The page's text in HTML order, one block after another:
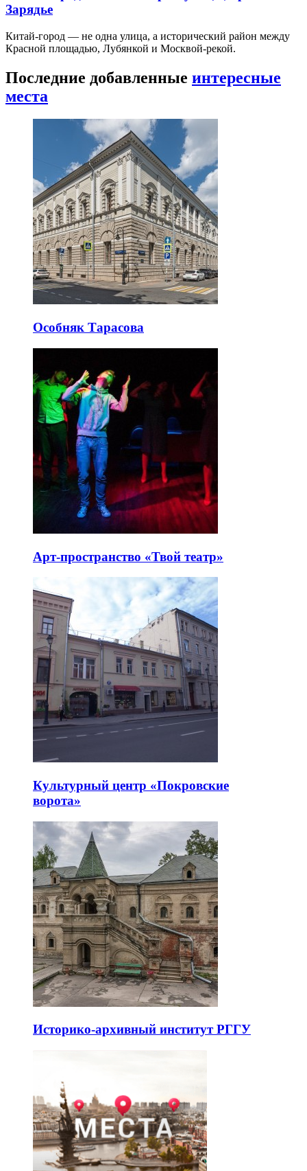
Зарядье
Китай-город — не одна улица, а исторический район между
Красной площадью, Лубянкой и Москвой-рекой.
Последние добавленные интересные
места
Особняк Тарасова
Арт-пространство «Твой театр»
Культурный центр «Покровские
ворота»
Историко-архивный институт РГГУ